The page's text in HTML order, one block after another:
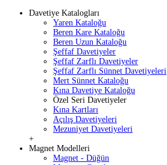
Davetiye Katalogları
Yaren Kataloğu
Beren Kare Kataloğu
Beren Uzun Kataloğu
Şeffaf Davetiyeler
Şeffaf Zarflı Davetiyeler
Şeffaf Zarflı Sünnet Davetiyeleri
Mert Sünnet Kataloğu
Kına Davetiye Kataloğu
Özel Seri Davetiyeler
Kına Kartları
Açılış Davetiyeleri
Mezuniyet Davetiyeleri
+
Magnet Modelleri
Magnet - Düğün